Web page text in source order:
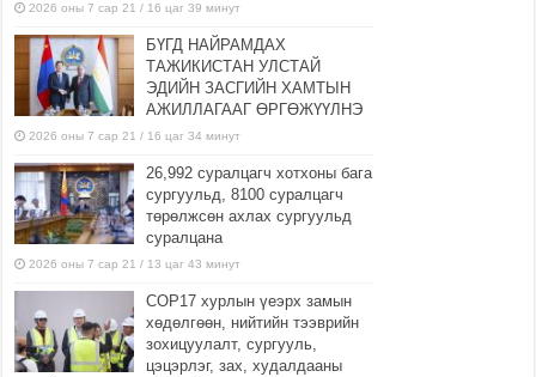
2026 оны 7 сар 21 / 16 цаг 39 минут
БҮГД НАЙРАМДАХ
ТАЖИКИСТАН УЛСТАЙ
ЭДИЙН ЗАСГИЙН ХАМТЫН
АЖИЛЛАГААГ ӨРГӨЖҮҮЛНЭ
2026 оны 7 сар 21 / 16 цаг 34 минут
26,992 суралцагч хотхоны бага
сургуульд, 8100 суралцагч
төрөлжсөн ахлах сургуульд
суралцана
2026 оны 7 сар 21 / 13 цаг 43 минут
COP17 хурлын үеэрх замын
хөдөлгөөн, нийтийн тээврийн
зохицуулалт, сургууль,
цэцэрлэг, зах, худалдааны